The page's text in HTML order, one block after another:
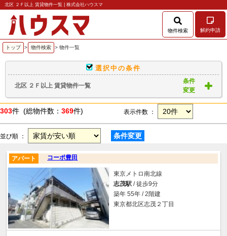
北区 ２Ｆ以上 賃貸物件一覧 | 株式会社ハウスマ
物件検索 解約申請
トップ > 物件検索 > 物件一覧
選択中の条件
北区 ２Ｆ以上 賃貸物件一覧
条件
変更
303件 (総物件数： 369件) 表示件数 ：
並び順 ： 条件変更
コーポ豊田
アパート
東京メトロ南北線
志茂駅 / 徒歩9分
築年 55年 / 2階建
東京都北区志茂２丁目